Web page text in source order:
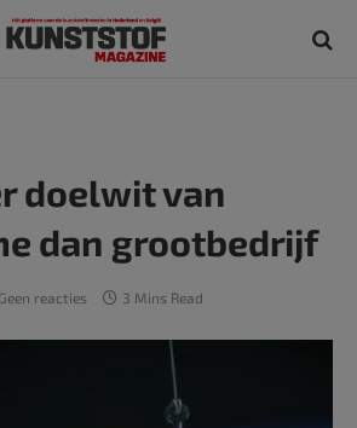
doelwit van
dan grootbedrijf
Geen reacties 3 Mins Read